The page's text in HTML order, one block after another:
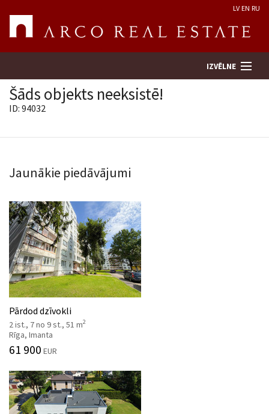
LV EN RU
IZVĒLNE
Uzņēmums
Pakalpojumi
Kontakti
Šāds objekts neeksistē!
ID: 94032
Jaunākie piedāvājumi
Pārdod dzīvokli
2 ist., 7 no 9 st., 51 m2
Rīga, Imanta
61 900 EUR